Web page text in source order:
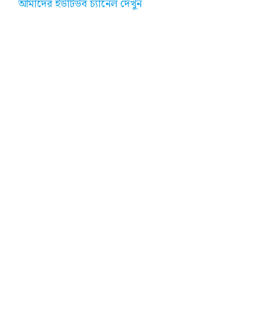
আমাদের ইউটিউব চ্যানেল দেখুন